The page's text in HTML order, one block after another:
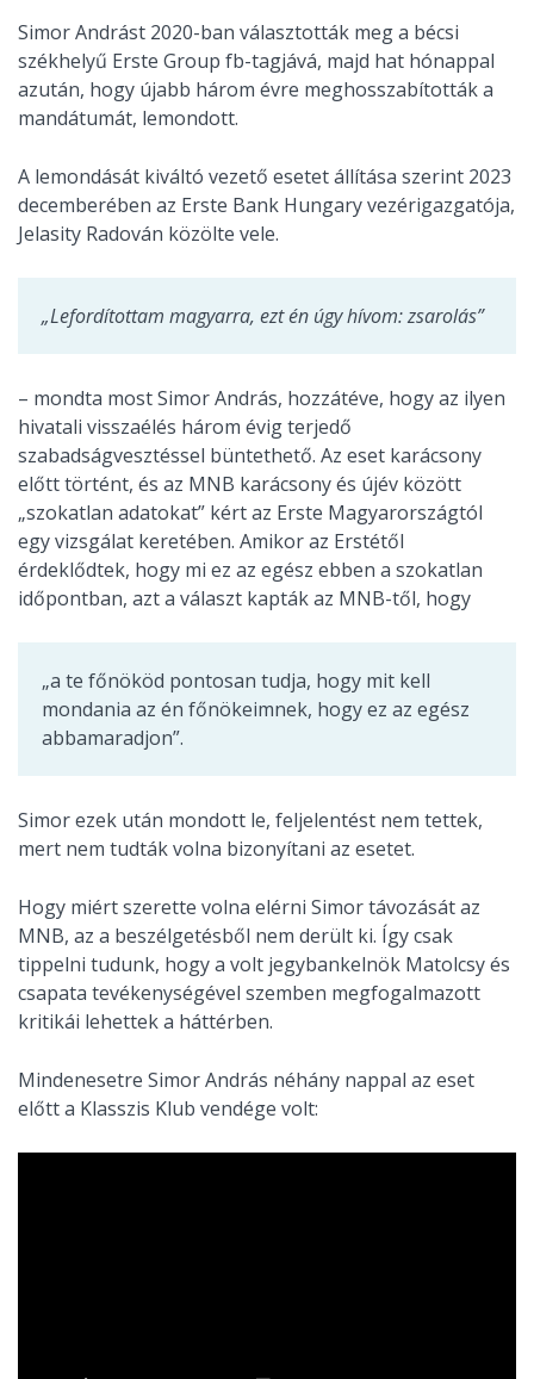
Simor Andrást 2020-ban választották meg a bécsi
székhelyű Erste Group fb-tagjává, majd hat hónappal
azután, hogy újabb három évre meghosszabították a
mandátumát, lemondott.
A lemondását kiváltó vezető esetet állítása szerint 2023
decemberében az Erste Bank Hungary vezérigazgatója,
Jelasity Radován közölte vele.
„Lefordítottam magyarra, ezt én úgy hívom: zsarolás”
– mondta most Simor András, hozzátéve, hogy az ilyen
hivatali visszaélés három évig terjedő
szabadságvesztéssel büntethető. Az eset karácsony
előtt történt, és az MNB karácsony és újév között
„szokatlan adatokat” kért az Erste Magyarországtól
egy vizsgálat keretében. Amikor az Erstétől
érdeklődtek, hogy mi ez az egész ebben a szokatlan
időpontban, azt a választ kapták az MNB-től, hogy
„a te főnököd pontosan tudja, hogy mit kell
mondania az én főnökeimnek, hogy ez az egész
abbamaradjon”.
Simor ezek után mondott le, feljelentést nem tettek,
mert nem tudták volna bizonyítani az esetet.
Hogy miért szerette volna elérni Simor távozását az
MNB, az a beszélgetésből nem derült ki. Így csak
tippelni tudunk, hogy a volt jegybankelnök Matolcsy és
csapata tevékenységével szemben megfogalmazott
kritikái lehettek a háttérben.
Mindenesetre Simor András néhány nappal az eset
előtt a Klasszis Klub vendége volt: